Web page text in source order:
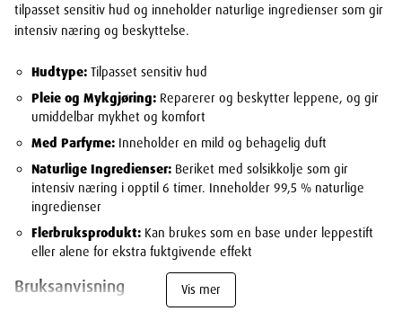
tilpasset sensitiv hud og inneholder naturlige ingredienser som gir
intensiv næring og beskyttelse.
Hudtype: Tilpasset sensitiv hud
Pleie og Mykgjøring: Reparerer og beskytter leppene, og gir
umiddelbar mykhet og komfort
Med Parfyme: Inneholder en mild og behagelig duft
Naturlige Ingredienser: Beriket med solsikkolje som gir
intensiv næring i opptil 6 timer. Inneholder 99,5 % naturlige
ingredienser
Flerbruksprodukt: Kan brukes som en base under leppestift
eller alene for ekstra fuktgivende effekt
Bruksanvisning Vis mer